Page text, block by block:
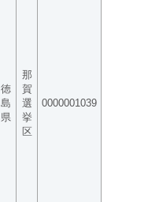
徳
島
県
那
賀
選
挙
区
0000001039